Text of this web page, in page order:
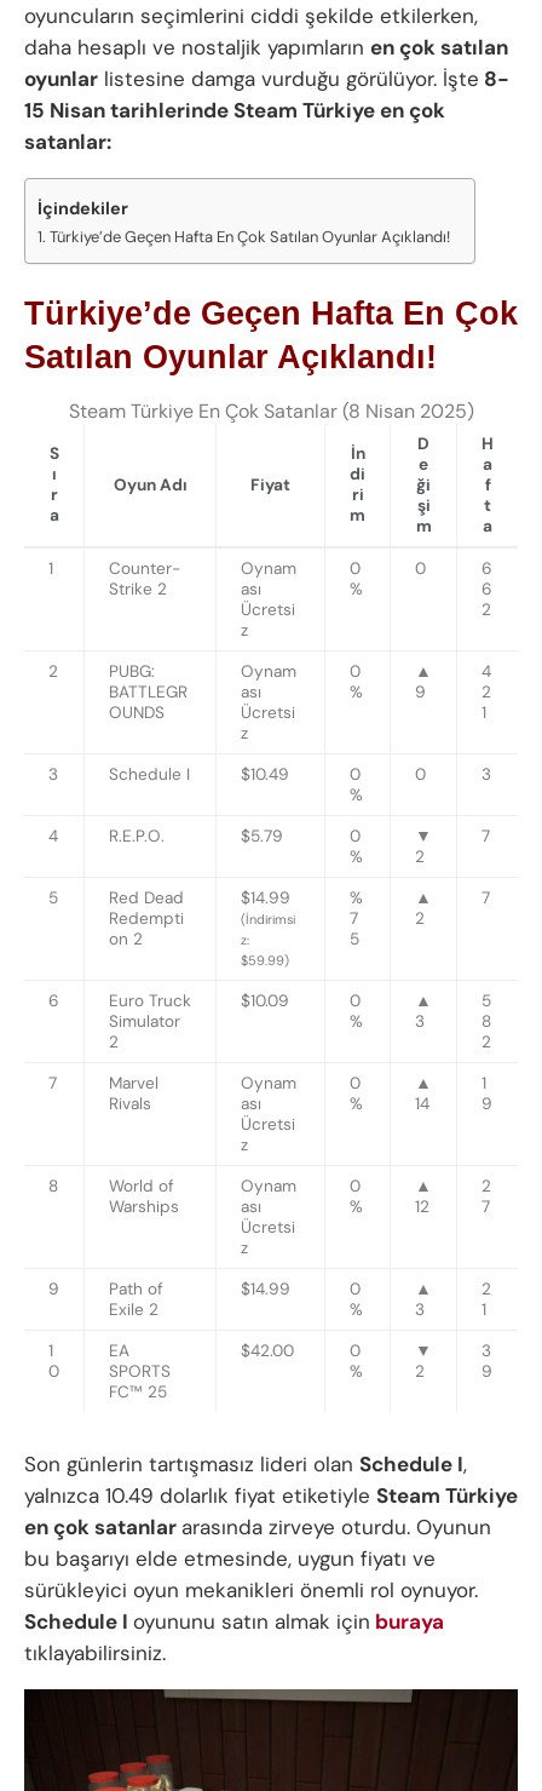
oyuncuların seçimlerini ciddi şekilde etkilerken,
daha hesaplı ve nostaljik yapımların en çok satılan
oyunlar listesine damga vurduğu görülüyor. İşte 8-
15 Nisan tarihlerinde Steam Türkiye en çok
satanlar:
İçindekiler
Türkiye’de Geçen Hafta En Çok Satılan Oyunlar Açıklandı!
Türkiye’de Geçen Hafta En Çok
Satılan Oyunlar Açıklandı!
Steam Türkiye En Çok Satanlar (8 Nisan 2025)
S
ı
r
a
Oyun Adı Fiyat
İn
di
ri
m
D
e
ği
şi
m
H
a
f
t
a
1
Counter-
Strike 2
Oynam
ası
Ücretsi
z
0
%
0
6
6
2
2
PUBG:
BATTLEGR
OUNDS
Oynam
ası
Ücretsi
z
0
%
▲
9
4
2
1
3 Schedule I $10.49
0
%
0 3
4 R.E.P.O. $5.79
0
%
▼
2
7
5
Red Dead
Redempti
on 2
$14.99
(İndirimsi
z:
$59.99)
%
7
5
▲
2
7
6
Euro Truck
Simulator
2
$10.09
0
%
▲
3
5
8
2
7
Marvel
Rivals
Oynam
ası
Ücretsi
z
0
%
▲
14
1
9
8
World of
Warships
Oynam
ası
Ücretsi
z
0
%
▲
12
2
7
9
Path of
Exile 2
$14.99
0
%
▲
3
2
1
1
0
EA
SPORTS
FC™ 25
$42.00
0
%
▼
2
3
9
Son günlerin tartışmasız lideri olan Schedule I,
yalnızca 10.49 dolarlık fiyat etiketiyle Steam Türkiye
en çok satanlar arasında zirveye oturdu. Oyunun
bu başarıyı elde etmesinde, uygun fiyatı ve
sürükleyici oyun mekanikleri önemli rol oynuyor.
Schedule I oyununu satın almak için buraya
tıklayabilirsiniz.